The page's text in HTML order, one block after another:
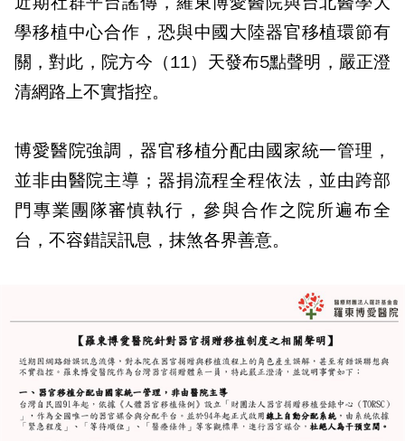
學移植中心合作，恐與中國大陸器官移植環節有
關，對此，院方今（11）天發布5點聲明，嚴正澄
清網路上不實指控。
博愛醫院強調，器官移植分配由國家統一管理，
並非由醫院主導；器捐流程全程依法，並由跨部
門專業團隊審慎執行，參與合作之院所遍布全
台，不容錯誤訊息，抹煞各界善意。